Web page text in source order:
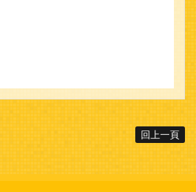
回上一頁